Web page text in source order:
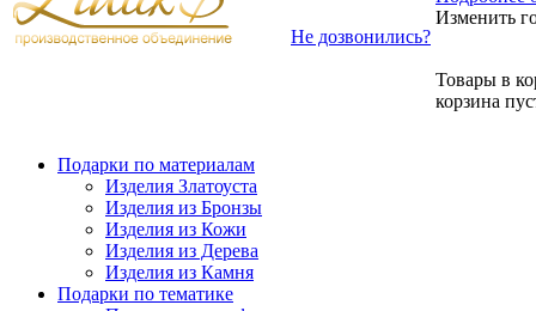
Не дозвонились?
Изменить
Товары в
корзина
Подарки по материалам
Изделия Златоуста
Изделия из Бронзы
Изделия из Кожи
Изделия из Дерева
Изделия из Камня
Подарки по тематике